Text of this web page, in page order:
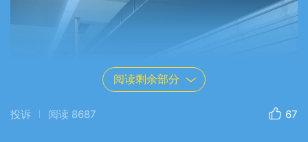
阅读剩余部分
投诉 阅读 8687 67